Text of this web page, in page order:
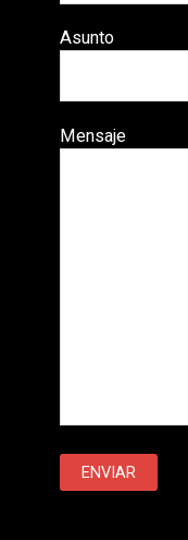
Asunto
Mensaje